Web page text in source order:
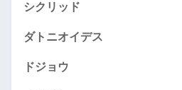
シクリッド
ダトニオイデス
ドジョウ